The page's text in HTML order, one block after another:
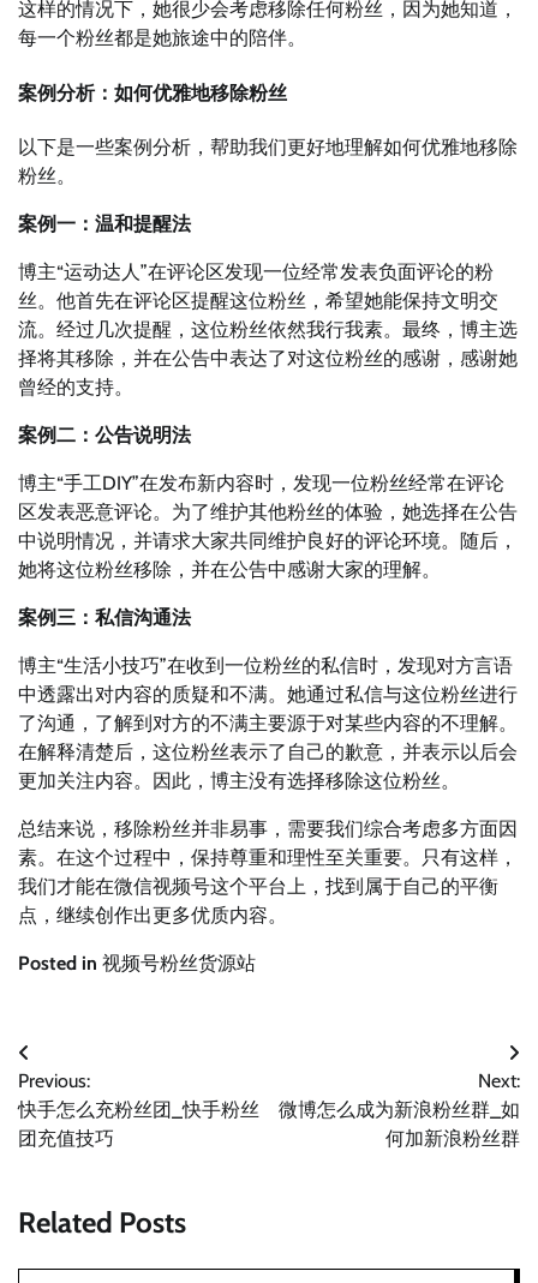
这样的情况下，她很少会考虑移除任何粉丝，因为她知道，
每一个粉丝都是她旅途中的陪伴。
案例分析：如何优雅地移除粉丝
以下是一些案例分析，帮助我们更好地理解如何优雅地移除
粉丝。
案例一：温和提醒法
博主“运动达人”在评论区发现一位经常发表负面评论的粉
丝。他首先在评论区提醒这位粉丝，希望她能保持文明交
流。经过几次提醒，这位粉丝依然我行我素。最终，博主选
择将其移除，并在公告中表达了对这位粉丝的感谢，感谢她
曾经的支持。
案例二：公告说明法
博主“手工DIY”在发布新内容时，发现一位粉丝经常在评论
区发表恶意评论。为了维护其他粉丝的体验，她选择在公告
中说明情况，并请求大家共同维护良好的评论环境。随后，
她将这位粉丝移除，并在公告中感谢大家的理解。
案例三：私信沟通法
博主“生活小技巧”在收到一位粉丝的私信时，发现对方言语
中透露出对内容的质疑和不满。她通过私信与这位粉丝进行
了沟通，了解到对方的不满主要源于对某些内容的不理解。
在解释清楚后，这位粉丝表示了自己的歉意，并表示以后会
更加关注内容。因此，博主没有选择移除这位粉丝。
总结来说，移除粉丝并非易事，需要我们综合考虑多方面因
素。在这个过程中，保持尊重和理性至关重要。只有这样，
我们才能在微信视频号这个平台上，找到属于自己的平衡
点，继续创作出更多优质内容。
Posted in 视频号粉丝货源站
文
章
导
Previous:
快手怎么充粉丝团_快手粉丝
团充值技巧
Next:
微博怎么成为新浪粉丝群_如
何加新浪粉丝群
Related Posts